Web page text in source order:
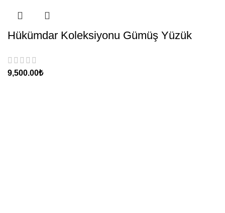
Hükümdar Koleksiyonu Gümüş Yüzük
₺